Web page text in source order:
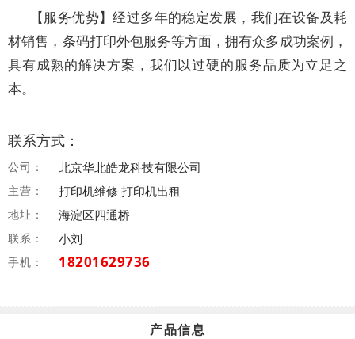
【服务优势】经过多年的稳定发展，我们在设备及耗
材销售，条码打印外包服务等方面，拥有众多成功案例，
具有成熟的解决方案，我们以过硬的服务品质为立足之
本。
联系方式：
公司： 北京华北皓龙科技有限公司
主营： 打印机维修 打印机出租
地址： 海淀区四通桥
联系： 小刘
手机： 18201629736
产品信息